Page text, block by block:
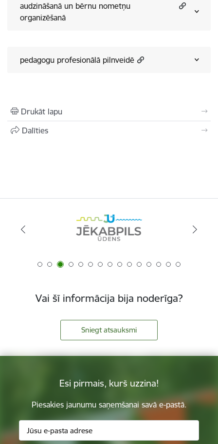
audzināšanā un bērnu nometņu
organizēšanā
pedagogu profesionālā pilnveidē
Drukāt lapu
Dalīties
Vai šī informācija bija noderīga?
Sniegt atsauksmi
Esi pirmais, kurš uzzina!
Piesakies jaunumu saņemšanai savā e-pastā.